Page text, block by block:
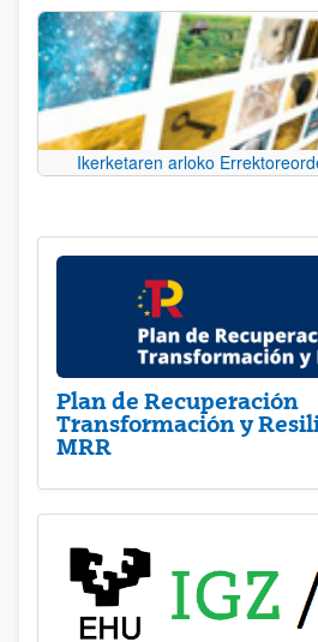
Ikerketaren arloko
Plan de Recuperación
Transformación y
MRR